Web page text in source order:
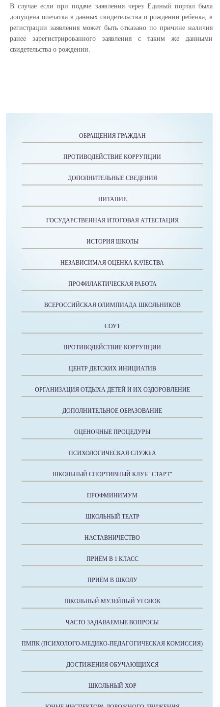
В случае если при подаче заявления через Единый портал была
допущена опечатка в данных свидетельства о рождении ребенка, в
регистрации заявления может быть отказано по причине наличия
ранее зарегистрированного заявления с таким же данными
свидетельства о рождении.
ОБРАЩЕНИЯ ГРАЖДАН
ПРОТИВОДЕЙСТВИЕ КОРРУПЦИИ
ДОПОЛНИТЕЛЬНЫЕ СВЕДЕНИЯ
ПИТАНИЕ
ГОСУДАРСТВЕННАЯ ИТОГОВАЯ АТТЕСТАЦИЯ
ИСТОРИЯ ШКОЛЫ
НЕЗАВИСИМАЯ ОЦЕНКА КАЧЕСТВА
ПРОФИЛАКТИЧЕСКАЯ РАБОТА
ВСЕРОССИЙСКАЯ ОЛИМПИАДА ШКОЛЬНИКОВ
СОУТ
ПРОТИВОДЕЙСТВИЕ КОРРУПЦИИ
ЦЕНТР ДЕТСКИХ ИНИЦИАТИВ
ОРГАНИЗАЦИЯ ОТДЫХА ДЕТЕЙ И ИХ ОЗДОРОВЛЕНИЕ
ДОПОЛНИТЕЛЬНОЕ ОБРАЗОВАНИЕ
ОЦЕНОЧНЫЕ ПРОЦЕДУРЫ
ПСИХОЛОГИЧЕСКАЯ СЛУЖБА
ШКОЛЬНЫЙ СПОРТИВНЫЙ КЛУБ "СТАРТ"
ПРОФМИНИМУМ
ШКОЛЬНЫЙ ТЕАТР
НАСТАВНИЧЕСТВО
ПРИЁМ В 1 КЛАСС
ПРИЁМ В ШКОЛУ
ШКОЛЬНЫЙ МУЗЕЙНЫЙ УГОЛОК
ЧАСТО ЗАДАВАЕМЫЕ ВОПРОСЫ
ПМПК (ПСИХОЛОГО-МЕДИКО-ПЕДАГОГИЧЕСКАЯ КОМИССИЯ)
ДОСТИЖЕНИЯ ОБУЧАЮЩИХСЯ
ШКОЛЬНЫЙ ХОР